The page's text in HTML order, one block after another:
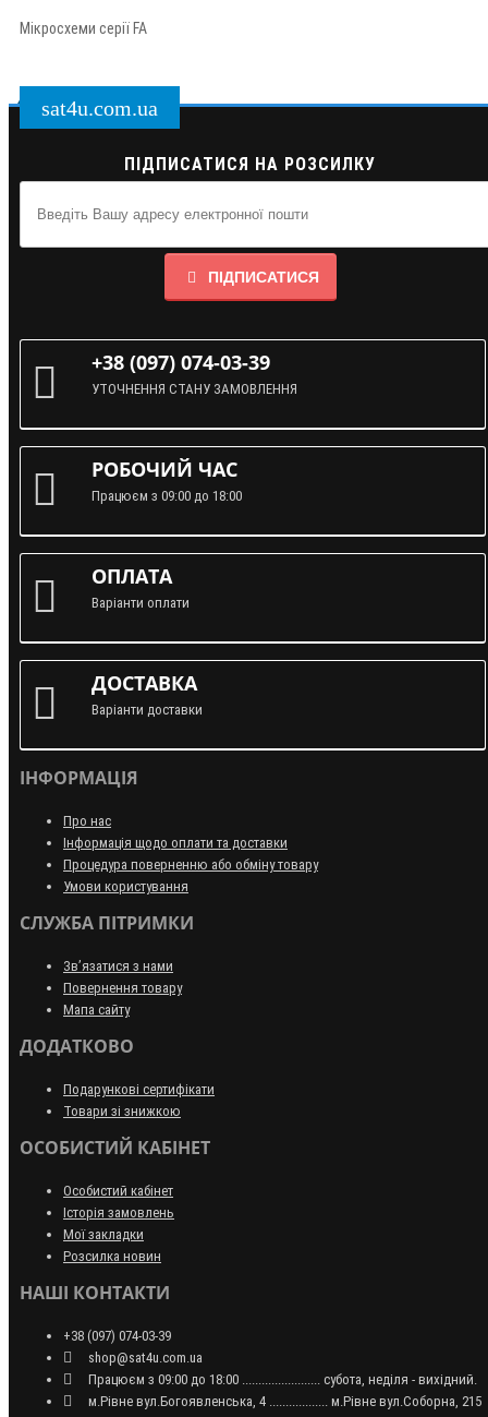
Мікросхеми серії FA
sat4u.com.ua
ПІДПИСАТИСЯ НА РОЗСИЛКУ
ПІДПИСАТИСЯ
+38 (097) 074-03-39
УТОЧНЕННЯ СТАНУ ЗАМОВЛЕННЯ
РОБОЧИЙ ЧАС
Працюєм з 09:00 до 18:00
ОПЛАТА
Варіанти оплати
ДОСТАВКА
Варіанти доставки
ІНФОРМАЦІЯ
Про нас
Інформація щодо оплати та доставки
Процедура поверненню або обміну товару
Умови користування
СЛУЖБА ПІТРИМКИ
Зв’язатися з нами
Повернення товару
Мапа сайту
ДОДАТКОВО
Подарункові сертифікати
Товари зі знижкою
ОСОБИСТИЙ КАБІНЕТ
Особистий кабінет
Історія замовлень
Мої закладки
Розсилка новин
НАШІ КОНТАКТИ
+38 (097) 074-03-39
shop@sat4u.com.ua
Працюєм з 09:00 до 18:00 ........................ субота, неділя - вихідний.
м.Рівне вул.Богоявленська, 4 .................. м.Рівне вул.Соборна, 215